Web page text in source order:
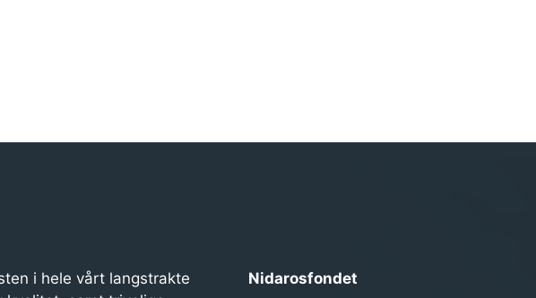
i hele vårt langstrakte
Nidarosfondet